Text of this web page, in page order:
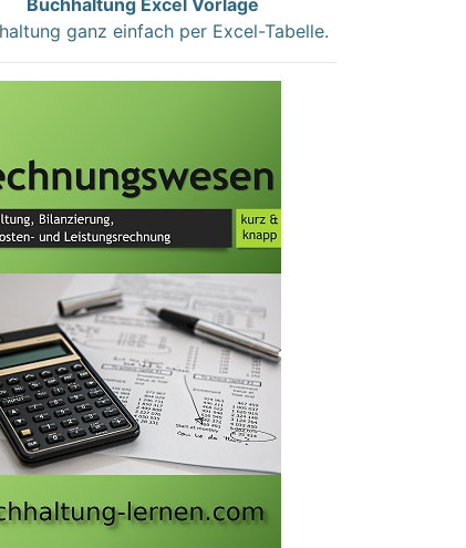
Buchhaltung Excel Vorlage
ganz einfach per Excel-Tabelle.